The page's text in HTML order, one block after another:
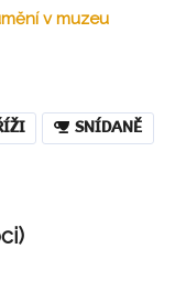
v muzeu
SNÍDANĚ